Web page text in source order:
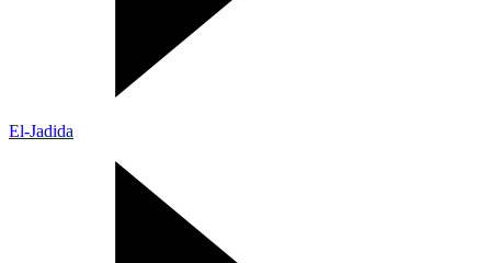
El-Jadida